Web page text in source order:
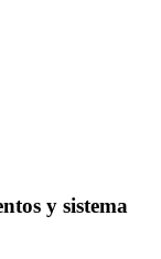
y sistema